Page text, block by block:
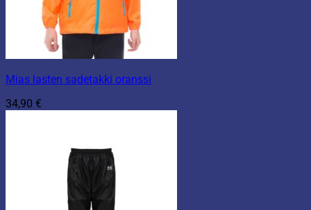
Mias lasten sadetakki oranssi
34,90 €